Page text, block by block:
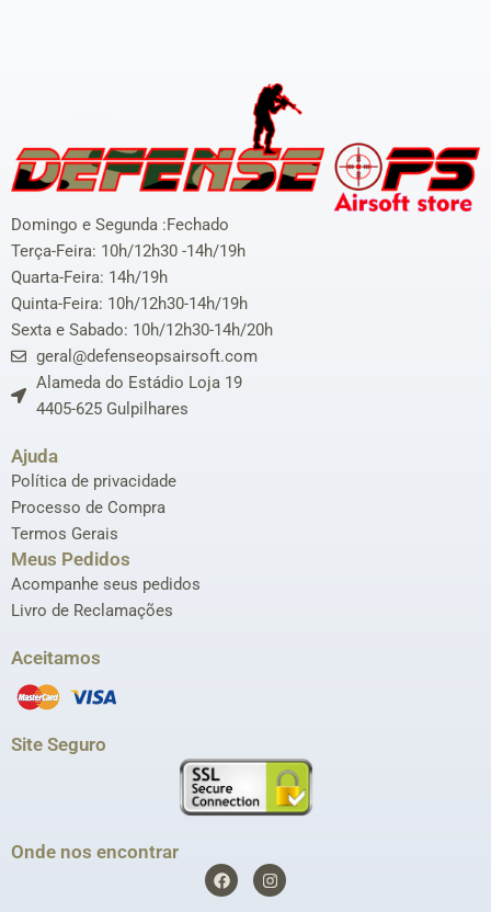
Domingo e Segunda :Fechado
Terça-Feira: 10h/12h30 -14h/19h
Quarta-Feira: 14h/19h
Quinta-Feira: 10h/12h30-14h/19h
Sexta e Sabado: 10h/12h30-14h/20h
geral@defenseopsairsoft.com
Alameda do Estádio Loja 19
4405-625 Gulpilhares
Ajuda
Política de privacidade
Processo de Compra
Termos Gerais
Meus Pedidos
Acompanhe seus pedidos
Livro de Reclamações
Aceitamos
Site Seguro
Onde nos encontrar
F
a
c
I
n
s